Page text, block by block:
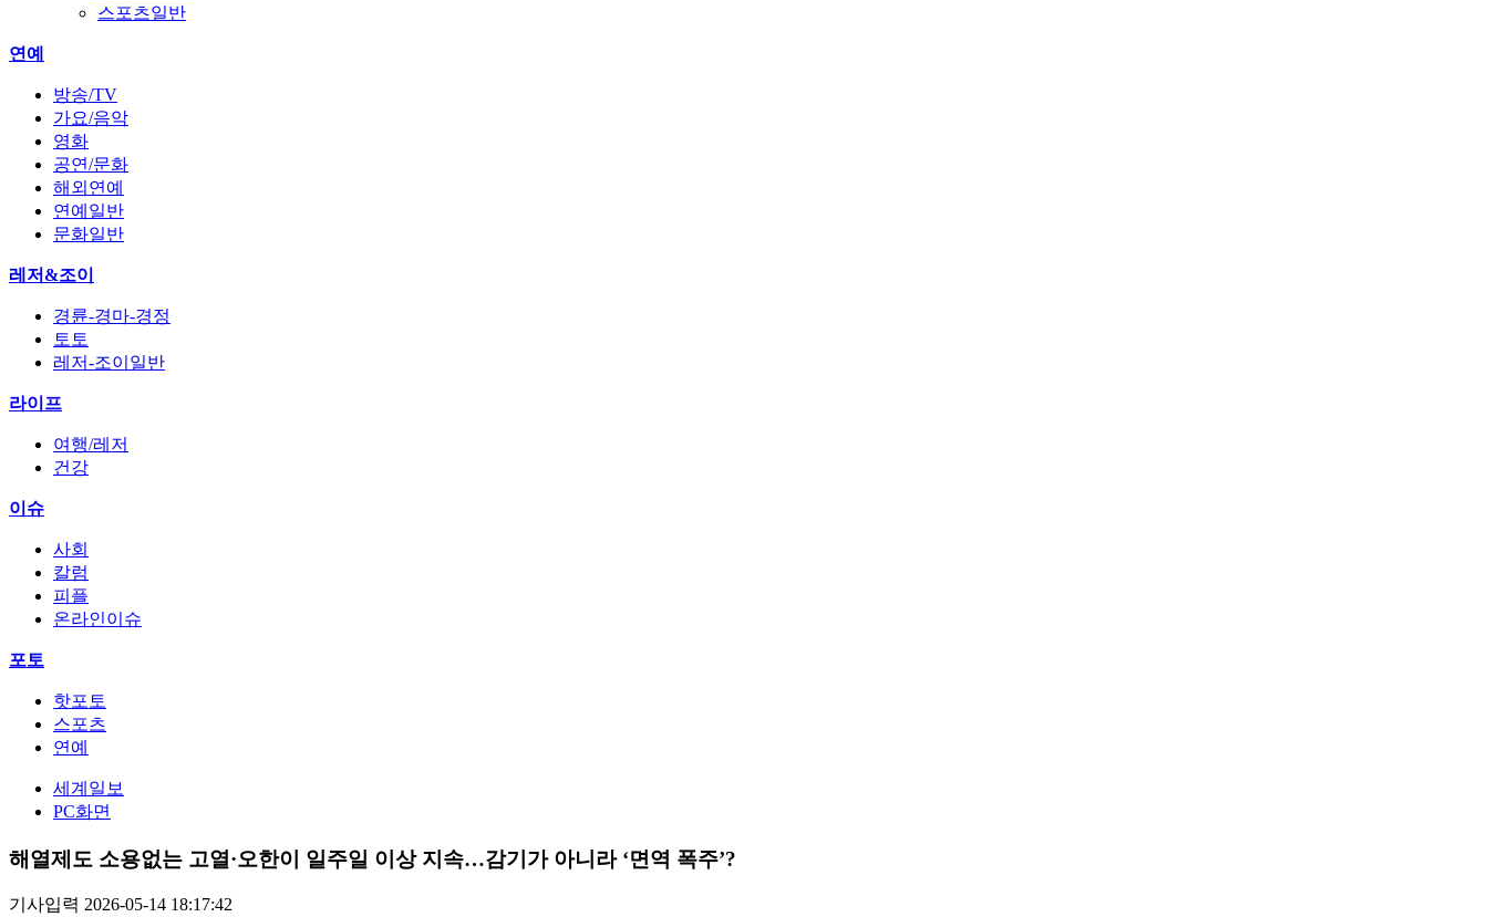
스포츠일반
연예
방송/TV
가요/음악
영화
공연/문화
해외연예
연예일반
문화일반
레저&조이
경륜-경마-경정
토토
레저-조이일반
라이프
여행/레저
건강
이슈
사회
칼럼
피플
온라인이슈
포토
핫포토
스포츠
연예
세계일보
PC화면
해열제도 소용없는 고열·오한이 일주일 이상 지속…감기가 아니라 ‘면역 폭주’?
기사입력 2026-05-14 18:17:42